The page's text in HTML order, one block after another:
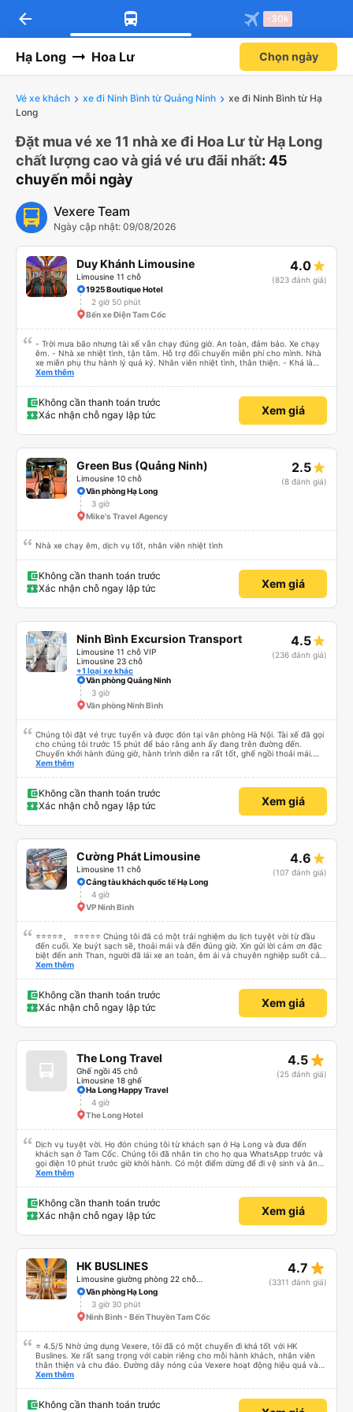
arrow_back -30k
Hạ Long Hoa Lư Chọn ngày
Vé xe khách xe đi Ninh Bình từ Quảng Ninh
xe đi Ninh Bình từ Hạ
Long
Đặt mua vé xe 11 nhà xe đi Hoa Lư từ Hạ Long
chất lượng cao và giá vé ưu đãi nhất: 45
chuyến mỗi ngày
Vexere Team
Ngày cập nhật: 09/08/2026
Duy Khánh Limousine
Limousine 11 chỗ
4.0
(823 đánh giá)
1925 Boutique Hotel
2 giờ 50 phút
Bến xe Điện Tam Cốc
- Trời mưa bão nhưng tài xế vẫn chạy đúng giờ. An toàn, đảm bảo. Xe chạy
êm. - Nhà xe nhiệt tình, tận tâm. Hỗ trợ đổi chuyến miễn phí cho mình. Nhà
xe miễn phụ thu hành lý quá ký. Nhân viên nhiệt tình, thân thiện. - Khá là
thích tài xế. Lái xe an toàn. Chu đáo, thân thiện, nhiệt tình. - Xe ngồi thoải
Xem thêm
Không cần thanh toán trước
Xác nhận chỗ ngay lập tức
Xem giá
Green Bus (Quảng Ninh)
Limousine 10 chỗ
2.5
(8 đánh giá)
Văn phòng Hạ Long
3 giờ
Mike's Travel Agency
Nhà xe chạy êm, dịch vụ tốt, nhân viên nhiệt tình
Không cần thanh toán trước
Xác nhận chỗ ngay lập tức
Xem giá
Ninh Bình Excursion Transport
Limousine 11 chỗ VIP
Limousine 23 chỗ
+1 loại xe khác
4.5
(236 đánh giá)
Văn phòng Quảng Ninh
3 giờ
Văn phòng Ninh Bình
Chúng tôi đặt vé trực tuyến và được đón tại văn phòng Hà Nội. Tài xế đã gọi
cho chúng tôi trước 15 phút để báo rằng anh ấy đang trên đường đến.
Chuyến khởi hành đúng giờ, hành trình diễn ra rất tốt, ghế ngồi thoải mái.
Chúng tôi đã chọn trả khách ở Tam Cốc khi đặt xe trực tuyến, tài xế đã trả
Xem thêm
Không cần thanh toán trước
Xác nhận chỗ ngay lập tức
Xem giá
Cường Phát Limousine
Limousine 11 chỗ
4.6
(107 đánh giá)
Cảng tàu khách quốc tế Hạ Long
4 giờ
VP Ninh Bình
⭐⭐⭐⭐⭐。 ⭐⭐⭐⭐⭐ Chúng tôi đã có một trải nghiệm du lịch tuyệt vời từ đầu
đến cuối. Xe buýt sạch sẽ, thoải mái và đến đúng giờ. Xin gửi lời cảm ơn đặc
biệt đến anh Than, người đã lái xe an toàn, êm ái và chuyên nghiệp suốt cả
hành trình. Sự cẩn thận của anh ấy khiến chúng tôi cảm thấy thoải mái và
và luôn nhanh chóng trả lời các câu hỏi của chúng tôi. Mọi thứ đều được tổ
chức tốt, khiến chuyến đi của chúng tôi suôn sẻ, thú vị và hoàn toàn không
căng thẳng. Chúng tôi thực sự đánh giá cao dịch vụ tuyệt vời và rất khuyến
nghiệm tuyệt vời!
Xem thêm
Không cần thanh toán trước
Xác nhận chỗ ngay lập tức
Xem giá
The Long Travel
Ghế ngồi 45 chỗ
Limousine 18 ghế
4.5 star_rate
(25 đánh giá)
Ha Long Happy Travel
4 giờ
The Long Hotel
Dịch vụ tuyệt vời. Họ đón chúng tôi từ khách sạn ở Hạ Long và đưa đến
khách sạn ở Tam Cốc. Chúng tôi đã nhắn tin cho họ qua WhatsApp trước và
gọi điện 10 phút trước giờ khởi hành. Có một điểm dừng để đi vệ sinh và ăn
nhẹ. Họ cung cấp một chai nước 0,5 lít. Xe buýt lớn và chỗ ngồi khá thoải
Xem thêm
Không cần thanh toán trước
Xác nhận chỗ ngay lập tức
Xem giá
HK BUSLINES
Limousine giường phòng 22 chỗ (WC)
4.7 star_rate
(3311 đánh giá)
Văn phòng Hạ Long
3 giờ 30 phút
Ninh Bình - Bến Thuyền Tam Cốc
⭐ 4.5/5 Nhờ ứng dụng Vexere, tôi đã có một chuyến đi khá tốt với HK
Buslines. Xe rất sang trọng với cabin riêng cho mỗi hành khách, nhân viên
thân thiện và chu đáo. Đường dây nóng của Vexere hoạt động hiệu quả và
thể hiện trách nhiệm với khách hàng. Nhược điểm: -0.5 sao vì quy trình đặt
phòng đại diện của công ty, không phải ở nhà tôi :) Ưu điểm: Xe buýt khởi
Xem thêm
Không cần thanh toán trước